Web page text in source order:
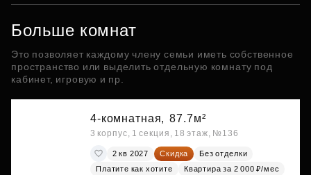
Больше комнат
Это позволяет каждому члену семьи иметь собственное
пространство или выделить отдельную комнату под
кабинет, игровую и пр.
4-комнатная, 87.7м²
3 корпус, 1 секция, 18 этаж, №136
2 кв 2027 Скидка
Без отделки
Платите как хотите
Квартира за 2 000 ₽/мес